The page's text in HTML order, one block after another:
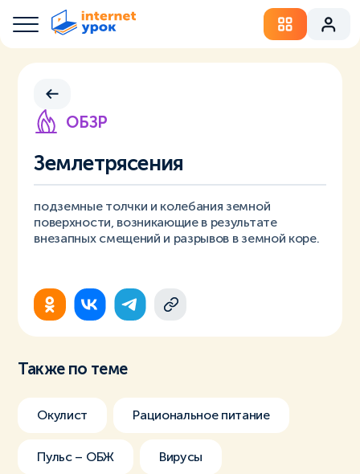
ОБЗР
Землетрясения
подземные толчки и колебания земной
поверхности, возникающие в результате
внезапных смещений и разрывов в земной коре.
Также по теме
Окулист Рациональное питание
Пульс – ОБЖ Вирусы